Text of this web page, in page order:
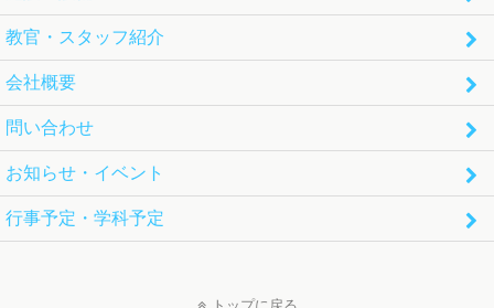
教官・スタッフ紹介
会社概要
問い合わせ
お知らせ・イベント
行事予定・学科予定